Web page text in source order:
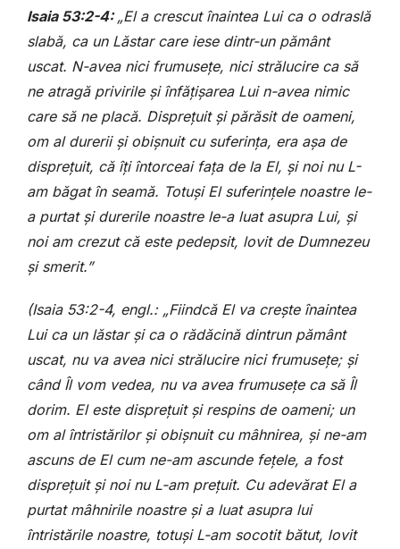
Isaia 53:2-4: „El a crescut înaintea Lui ca o odraslă
slabă, ca un Lăstar care iese dintr-un pământ
uscat. N-avea nici frumusețe, nici strălucire ca să
ne atragă privirile și înfățișarea Lui n-avea nimic
care să ne placă. Disprețuit și părăsit de oameni,
om al durerii și obișnuit cu suferința, era așa de
disprețuit, că îți întorceai fața de la El, și noi nu L-
am băgat în seamă. Totuși El suferințele noastre le-
a purtat și durerile noastre le-a luat asupra Lui, și
noi am crezut că este pedepsit, lovit de Dumnezeu
și smerit.”
(Isaia 53:2-4, engl.: „Fiindcă El va crește înaintea
Lui ca un lăstar și ca o rădăcină dintrun pământ
uscat, nu va avea nici strălucire nici frumusețe; și
când Îl vom vedea, nu va avea frumusețe ca să Îl
dorim. El este disprețuit și respins de oameni; un
om al întristărilor și obișnuit cu mâhnirea, și ne-am
ascuns de El cum ne-am ascunde fețele, a fost
disprețuit și noi nu L-am prețuit. Cu adevărat El a
purtat mâhnirile noastre și a luat asupra lui
întristările noastre, totuși L-am socotit bătut, lovit